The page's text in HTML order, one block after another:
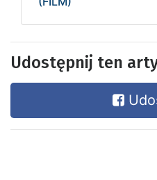
Udostępnij ten